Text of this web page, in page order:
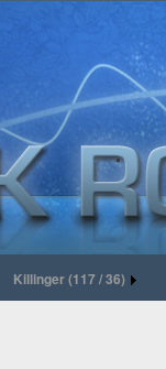
Killinger (117 / 36)